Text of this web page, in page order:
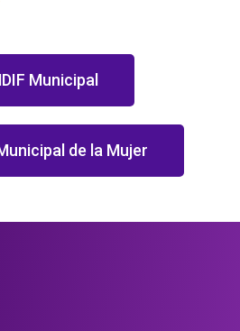
Municipal
de la Mujer